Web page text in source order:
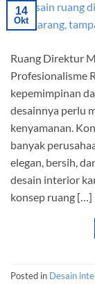
14
Okt
Ruang Direktur
Profesionalisme
kepemimpinan
desainnya perlu
kenyamanan.
banyak
elegan, bersih,
desain interior
konsep ruang […]
Posted in Desain